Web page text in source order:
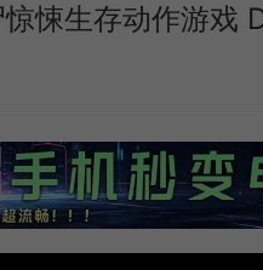
悚生存动作游戏